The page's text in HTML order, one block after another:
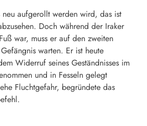
neu aufgerollt werden wird, das ist
Doch während der Iraker
war, muss er auf den zweiten
warten. Er ist heute
Widerruf seines Geständnisses im
und in Fesseln gelegt
Fluchtgefahr, begründete das